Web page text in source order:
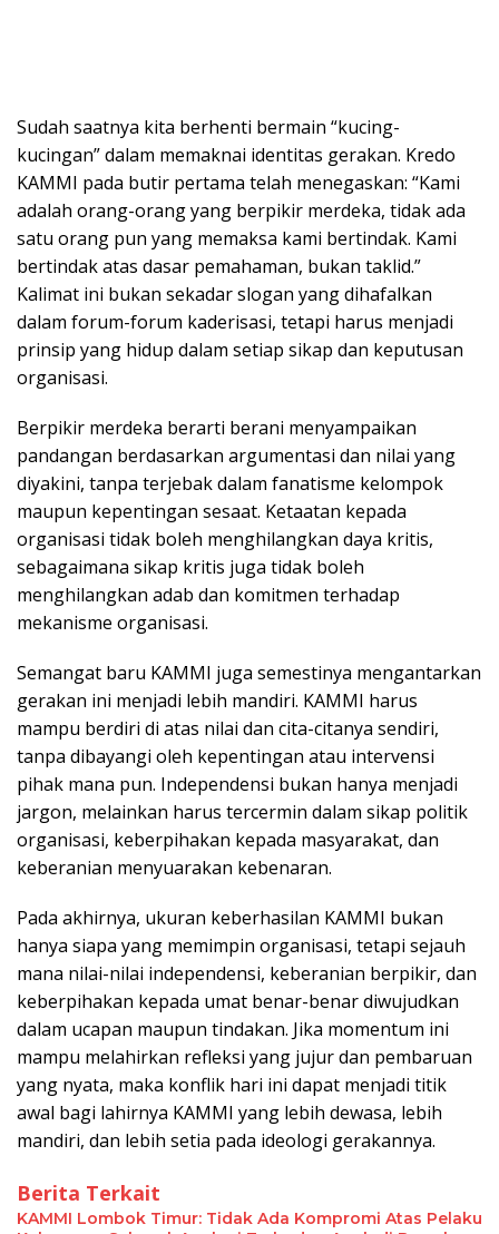
Sudah saatnya kita berhenti bermain “kucing-
kucingan” dalam memaknai identitas gerakan. Kredo
KAMMI pada butir pertama telah menegaskan: “Kami
adalah orang-orang yang berpikir merdeka, tidak ada
satu orang pun yang memaksa kami bertindak. Kami
bertindak atas dasar pemahaman, bukan taklid.”
Kalimat ini bukan sekadar slogan yang dihafalkan
dalam forum-forum kaderisasi, tetapi harus menjadi
prinsip yang hidup dalam setiap sikap dan keputusan
organisasi.
Berpikir merdeka berarti berani menyampaikan
pandangan berdasarkan argumentasi dan nilai yang
diyakini, tanpa terjebak dalam fanatisme kelompok
maupun kepentingan sesaat. Ketaatan kepada
organisasi tidak boleh menghilangkan daya kritis,
sebagaimana sikap kritis juga tidak boleh
menghilangkan adab dan komitmen terhadap
mekanisme organisasi.
Semangat baru KAMMI juga semestinya mengantarkan
gerakan ini menjadi lebih mandiri. KAMMI harus
mampu berdiri di atas nilai dan cita-citanya sendiri,
tanpa dibayangi oleh kepentingan atau intervensi
pihak mana pun. Independensi bukan hanya menjadi
jargon, melainkan harus tercermin dalam sikap politik
organisasi, keberpihakan kepada masyarakat, dan
keberanian menyuarakan kebenaran.
Pada akhirnya, ukuran keberhasilan KAMMI bukan
hanya siapa yang memimpin organisasi, tetapi sejauh
mana nilai-nilai independensi, keberanian berpikir, dan
keberpihakan kepada umat benar-benar diwujudkan
dalam ucapan maupun tindakan. Jika momentum ini
mampu melahirkan refleksi yang jujur dan pembaruan
yang nyata, maka konflik hari ini dapat menjadi titik
awal bagi lahirnya KAMMI yang lebih dewasa, lebih
mandiri, dan lebih setia pada ideologi gerakannya.
Berita Terkait
KAMMI Lombok Timur: Tidak Ada Kompromi Atas Pelaku